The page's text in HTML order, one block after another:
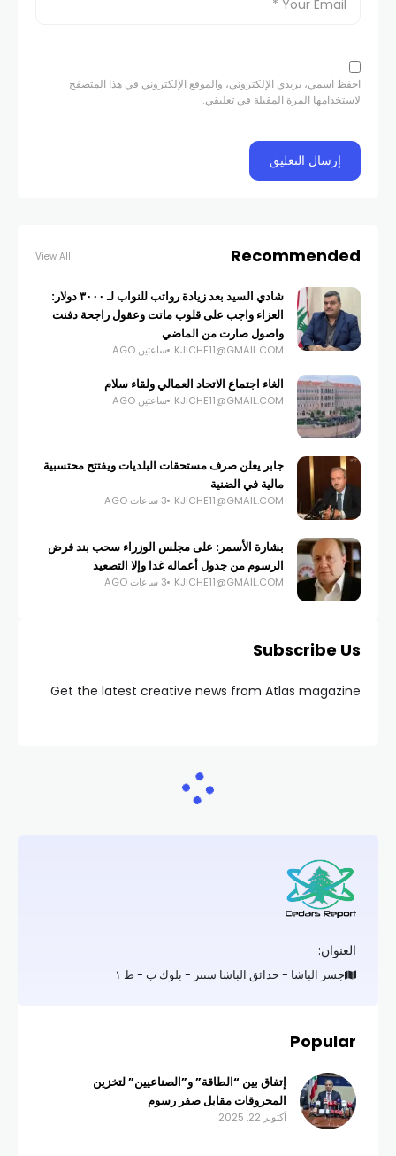
احفظ اسمي، بريدي الإلكتروني، والموقع الإلكتروني في هذا المتصفح
لاستخدامها المرة المقبلة في تعليقي.
Recommended
View All
شادي السيد بعد زيادة رواتب للنواب لـ ٣٠٠٠ دولار:
العزاء واجب على قلوب ماتت وعقول راجحة دفنت
واصول صارت من الماضي
KJICHE11@GMAIL.COM ساعتين AGO
الغاء اجتماع الاتحاد العمالي ولقاء سلام
KJICHE11@GMAIL.COM ساعتين AGO
جابر يعلن صرف مستحقات البلديات ويفتتح محتسبية
مالية في الضنية
KJICHE11@GMAIL.COM 3 ساعات AGO
بشارة الأسمر: على مجلس الوزراء سحب بند فرض
الرسوم من جدول أعماله غدا وإلا التصعيد
KJICHE11@GMAIL.COM 3 ساعات AGO
Subscribe Us
Get the latest creative news from Atlas magazine
العنوان:
جسر الباشا - حدائق الباشا سنتر - بلوك ب - ط ١
Popular
إتفاق بين “الطاقة” و”الصناعيين” لتخزين
المحروقات مقابل صفر رسوم
أكتوبر 22, 2025